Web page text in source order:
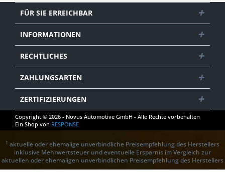
FÜR SIE ERREICHBAR
INFORMATIONEN
RECHTLICHES
ZAHLUNGSARTEN
ZERTIFIZIERUNGEN
Copyright © 2026 - Novus Automotive GmbH - Alle Rechte vorbehalten
Ein Shop von RESPONSE
1 aktuelle oder ehemalige unverbindliche Preisempfehlung des Herstellers
inklusive Mehrwertsteuer und eventuelle Ersparnis im Vergleich zur
aktuellen oder ehemaligen unverbindlichen Preisempfehlung des Herstellers